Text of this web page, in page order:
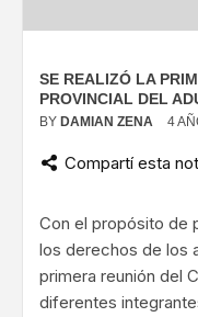
SE REALIZÓ LA
PROVINCIAL DEL
BY DAMIAN ZENA 4
Compartí esta
Con el propósito de
los derechos de los
primera reunión del
diferentes